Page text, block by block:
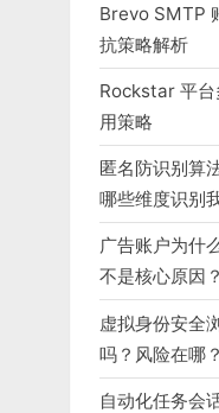
Brevo SMTP
抗策略解析
Rockstar 平台
用策略
匿名防识别算
哪些维度识别
广告账户为什
不是核心原因？
虚拟身份安全
吗？风险在哪？
自动化任务会